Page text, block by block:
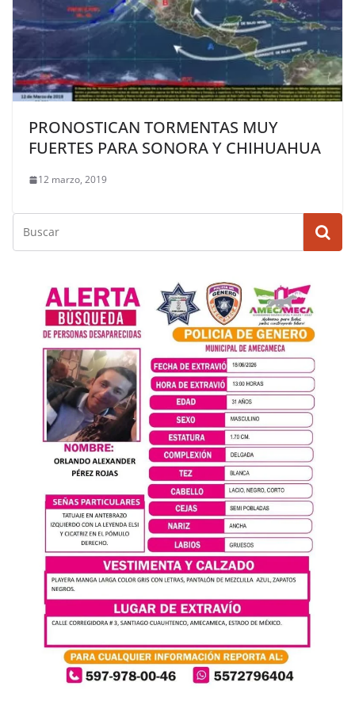
PRONOSTICAN TORMENTAS MUY
FUERTES PARA SONORA Y CHIHUAHUA
12 marzo, 2019